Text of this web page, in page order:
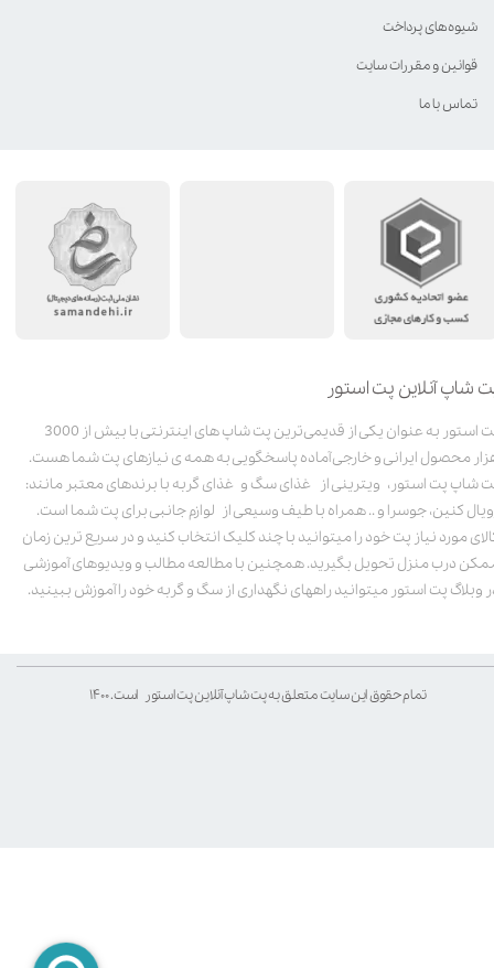
شاپ آنلاین پت استور
پت استور به عنوان یکی از قدیمی‌ترین پت شاپ های اینترنتی با بیش از 3000
محصول ایرانی و خارجی آماده پاسخگویی به همه ی نیازهای پت شما هست.
شاپ پت استور، ویترینی از غذای سگ و غذای گربه با برندهای معتبر مانند:
کنین، جوسرا و .. همراه با طیف وسیعی از لوازم جانبی برای پت شما است.
مورد نیاز پت خود را میتوانید با چند کلیک انتخاب کنید و در سریع ترین زمان
درب منزل تحویل بگیرید. همچنین با مطالعه مطالب و ویدیوهای آموزشی
وبلاگ پت استور میتوانید راههای نگهداری از سگ و گربه خود را آموزش ببینید.
تمام حقوق این سایت متعلق به پت شاپ آنلاین پت استور است. ۱۴۰۰
شیوه‌های پرداخت
قوانین و مقررات سایت
تماس با ما